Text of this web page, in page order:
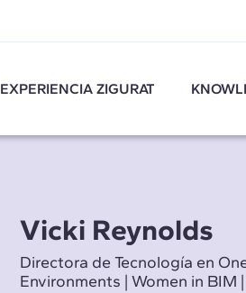
EXPERIENCIA ZIGURAT
Vicki Reynolds
Directora de Tecnología en
Environments | Women in